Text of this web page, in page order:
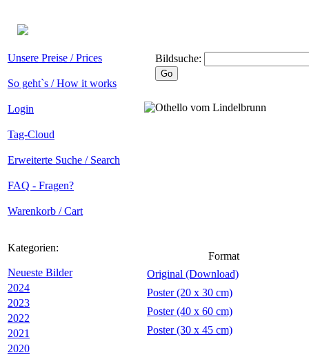
Unsere Preise / Prices
So geht`s / How it works
Login
Tag-Cloud
Erweiterte Suche / Search
FAQ - Fragen?
Warenkorb / Cart
Kategorien:
Neueste Bilder
2024
2023
2022
2021
2020
Bildsuche:
Format
Original (Download)
Poster (20 x 30 cm)
Poster (40 x 60 cm)
Poster (30 x 45 cm)